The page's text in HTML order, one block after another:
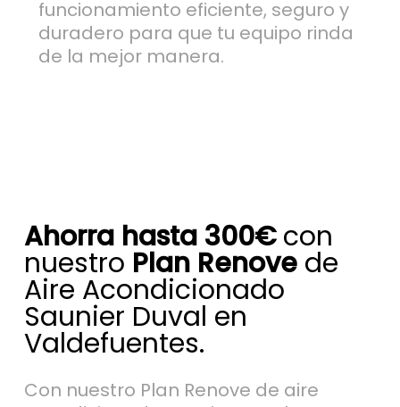
funcionamiento eficiente, seguro y
duradero para que tu equipo rinda
de la mejor manera.
Ahorra hasta 300€con
nuestro Plan Renovede
Aire Acondicionado
Saunier Duval en
Valdefuentes.
Con nuestro Plan Renove de aire